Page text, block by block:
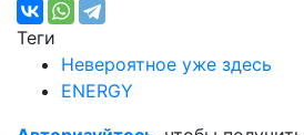
Теги
Невероятное уже здесь
ENERGY